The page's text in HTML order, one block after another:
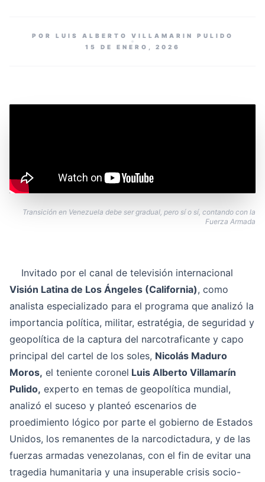
POR LUIS ALBERTO VILLAMARIN PULIDO
15 DE ENERO, 2026
Transición en Venezuela debe ser gradual, pero sí o sí, contando con la
Fuerza Armada
Invitado por el canal de televisión internacional
Visión Latina de Los Ángeles (California), como
analista especializado para el programa que analizó la
importancia política, militar, estratégia, de seguridad y
geopolítica de la captura del narcotraficante y capo
principal del cartel de los soles, Nicolás Maduro
Moros, el teniente coronel Luis Alberto Villamarín
Pulido, experto en temas de geopolítica mundial,
analizó el suceso y planteó escenarios de
proedimiento lógico por parte el gobierno de Estados
Unidos, los remanentes de la narcodictadura, y de las
fuerzas armadas venezolanas, con el fin de evitar una
tragedia humanitaria y una insuperable crisis socio-